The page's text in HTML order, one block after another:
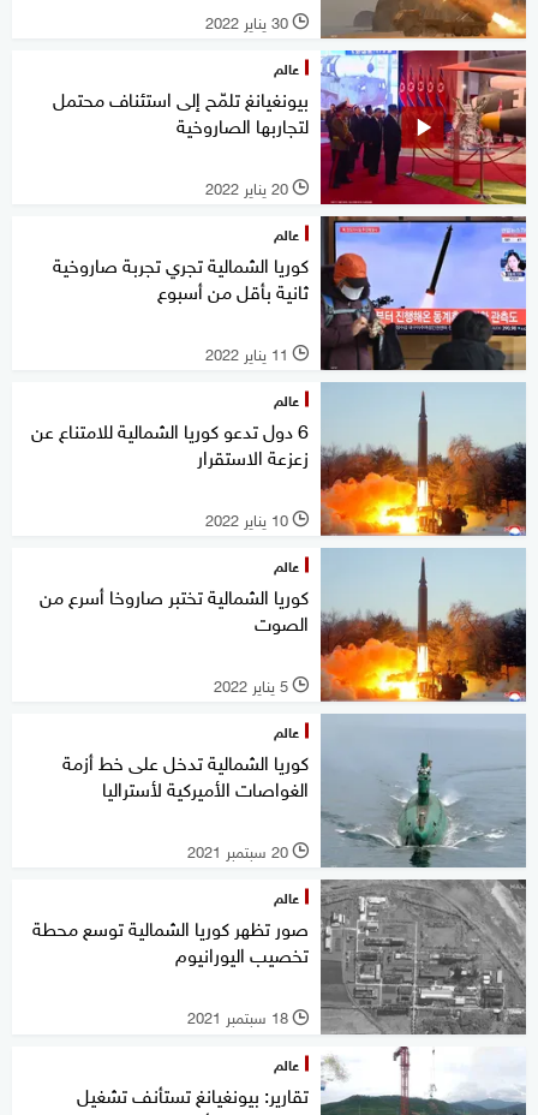
l 30 يناير 2022
عالم
بيونغيانغ تلمّح إلى استئناف محتمل
لتجاربها الصاروخية
l 20 يناير 2022
عالم
كوريا الشمالية تجري تجربة صاروخية
ثانية بأقل من أسبوع
l 11 يناير 2022
عالم
6 دول تدعو كوريا الشمالية للامتناع عن
زعزعة الاستقرار
l 10 يناير 2022
عالم
كوريا الشمالية تختبر صاروخا أسرع من
الصوت
l 5 يناير 2022
عالم
كوريا الشمالية تدخل على خط أزمة
الغواصات الأميركية لأستراليا
l 20 سبتمبر 2021
عالم
صور تظهر كوريا الشمالية توسع محطة
تخصيب اليورانيوم
l 18 سبتمبر 2021
عالم
تقارير: بيونغيانغ تستأنف تشغيل